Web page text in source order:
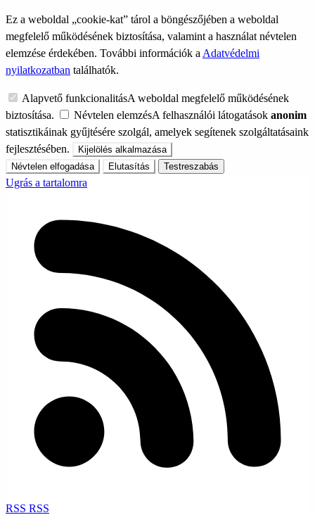
Ez a weboldal „cookie-kat” tárol a böngészőjében a weboldal
megfelelő működésének biztosítása, valamint a használat névtelen
elemzése érdekében. További információk a Adatvédelmi
nyilatkozatban találhatók.
Alapvető funkcionalitásA weboldal megfelelő működésének
biztosítása.
Névtelen elemzésA felhasználói látogatások anonim
statisztikáinak gyűjtésére szolgál, amelyek segítenek szolgáltatásaink
fejlesztésében.
Kijelölés alkalmazása
Névtelen elfogadása
Elutasítás Testreszabás
Ugrás a tartalomra
RSS RSS